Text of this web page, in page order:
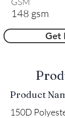
148 gsm
Get
Product
150D